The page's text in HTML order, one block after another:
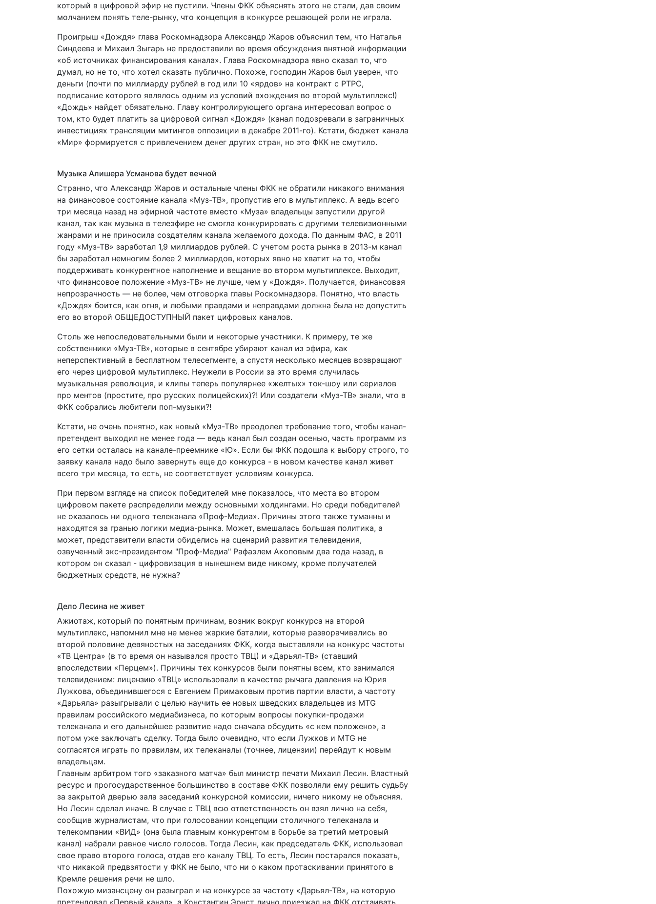
который в цифровой эфир не пустили. Члены ФКК объяснять этого не стали, дав своим
молчанием понять теле-рынку, что концепция в конкурсе решающей роли не играла.
Проигрыш «Дождя» глава Роскомнадзора Александр Жаров объяснил тем, что Наталья
Синдеева и Михаил Зыгарь не предоставили во время обсуждения внятной информации
«об источниках финансирования канала». Глава Роскомнадзора явно сказал то, что
думал, но не то, что хотел сказать публично. Похоже, господин Жаров был уверен, что
деньги (почти по миллиарду рублей в год или 10 «ярдов» на контракт с РТРС,
подписание которого являлось одним из условий вхождения во второй мультиплекс!)
«Дождь» найдет обязательно. Главу контролирующего органа интересовал вопрос о
том, кто будет платить за цифровой сигнал «Дождя» (канал подозревали в заграничных
инвестициях трансляции митингов оппозиции в декабре 2011-го). Кстати, бюджет канала
«Мир» формируется с привлечением денег других стран, но это ФКК не смутило.
Музыка Алишера Усманова будет вечной
Странно, что Александр Жаров и остальные члены ФКК не обратили никакого внимания
на финансовое состояние канала «Муз-ТВ», пропустив его в мультиплекс. А ведь всего
три месяца назад на эфирной частоте вместо «Муза» владельцы запустили другой
канал, так как музыка в телеэфире не смогла конкурировать с другими телевизионными
жанрами и не приносила создателям канала желаемого дохода. По данным ФАС, в 2011
году «Муз-ТВ» заработал 1,9 миллиардов рублей. С учетом роста рынка в 2013-м канал
бы заработал немногим более 2 миллиардов, которых явно не хватит на то, чтобы
поддерживать конкурентное наполнение и вещание во втором мультиплексе. Выходит,
что финансовое положение «Муз-ТВ» не лучше, чем у «Дождя». Получается, финансовая
непрозрачность — не более, чем отговорка главы Роскомнадзора. Понятно, что власть
«Дождя» боится, как огня, и любыми правдами и неправдами должна была не допустить
его во второй ОБЩЕДОСТУПНЫЙ пакет цифровых каналов.
Столь же непоследовательными были и некоторые участники. К примеру, те же
собственники «Муз-ТВ», которые в сентябре убирают канал из эфира, как
неперспективный в бесплатном телесегменте, а спустя несколько месяцев возвращают
его через цифровой мультиплекс. Неужели в России за это время случилась
музыкальная революция, и клипы теперь популярнее «желтых» ток-шоу или сериалов
про ментов (простите, про русских полицейских)?! Или создатели «Муз-ТВ» знали, что в
ФКК собрались любители поп-музыки?!
Кстати, не очень понятно, как новый «Муз-ТВ» преодолел требование того, чтобы канал-
претендент выходил не менее года — ведь канал был создан осенью, часть программ из
его сетки осталась на канале-преемнике «Ю». Если бы ФКК подошла к выбору строго, то
заявку канала надо было завернуть еще до конкурса - в новом качестве канал живет
всего три месяца, то есть, не соответствует условиям конкурса.
При первом взгляде на список победителей мне показалось, что места во втором
цифровом пакете распределили между основными холдингами. Но среди победителей
не оказалось ни одного телеканала «Проф-Медиа». Причины этого также туманны и
находятся за гранью логики медиа-рынка. Может, вмешалась большая политика, а
может, представители власти обиделись на сценарий развития телевидения,
озвученный экс-президентом "Проф-Медиа" Рафаэлем Акоповым два года назад, в
котором он сказал - цифровизация в нынешнем виде никому, кроме получателей
бюджетных средств, не нужна?
Дело Лесина не живет
Ажиотаж, который по понятным причинам, возник вокруг конкурса на второй
мультиплекс, напомнил мне не менее жаркие баталии, которые разворачивались во
второй половине девяностых на заседаниях ФКК, когда выставляли на конкурс частоты
«ТВ Центра» (в то время он назывался просто ТВЦ) и «Дарьял-ТВ» (ставший
впоследствии «Перцем»). Причины тех конкурсов были понятны всем, кто занимался
телевидением: лицензию «ТВЦ» использовали в качестве рычага давления на Юрия
Лужкова, объединившегося с Евгением Примаковым против партии власти, а частоту
«Дарьяла» разыгрывали с целью научить ее новых шведских владельцев из MTG
правилам российского медиабизнеса, по которым вопросы покупки-продажи
телеканала и его дальнейшее развитие надо сначала обсудить «с кем положено», а
потом уже заключать сделку. Тогда было очевидно, что если Лужков и MTG не
согласятся играть по правилам, их телеканалы (точнее, лицензии) перейдут к новым
владельцам.
Главным арбитром того «заказного матча» был министр печати Михаил Лесин. Властный
ресурс и прогосударственное большинство в составе ФКК позволяли ему решить судьбу
за закрытой дверью зала заседаний конкурсной комиссии, ничего никому не объясняя.
Но Лесин сделал иначе. В случае с ТВЦ всю ответственность он взял лично на себя,
сообщив журналистам, что при голосовании концепции столичного телеканала и
телекомпании «ВИД» (она была главным конкурентом в борьбе за третий метровый
канал) набрали равное число голосов. Тогда Лесин, как председатель ФКК, использовал
свое право второго голоса, отдав его каналу ТВЦ. То есть, Лесин постарался показать,
что никакой предвзятости у ФКК не было, что ни о каком протаскивании принятого в
Кремле решения речи не шло.
Похожую мизансцену он разыграл и на конкурсе за частоту «Дарьял-ТВ», на которую
претендовал «Первый канал», а Константин Эрнст лично приезжал на ФКК отстаивать